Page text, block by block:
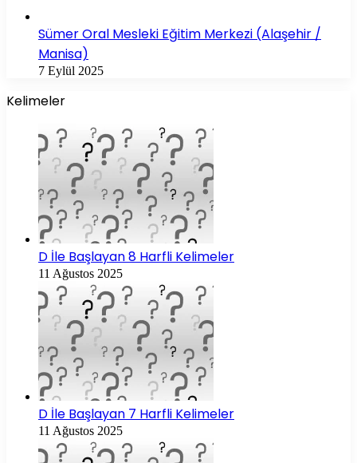
Sümer Oral Mesleki Eğitim Merkezi (Alaşehir /
Manisa)
7 Eylül 2025
Kelimeler
D İle Başlayan 8 Harfli Kelimeler
11 Ağustos 2025
D İle Başlayan 7 Harfli Kelimeler
11 Ağustos 2025